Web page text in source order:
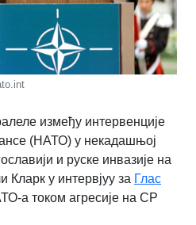
између интервенције
(НАТО) у некадашњој
и руске инвазије на
Кларк у интервјуу за Глас
а током агресије на СР